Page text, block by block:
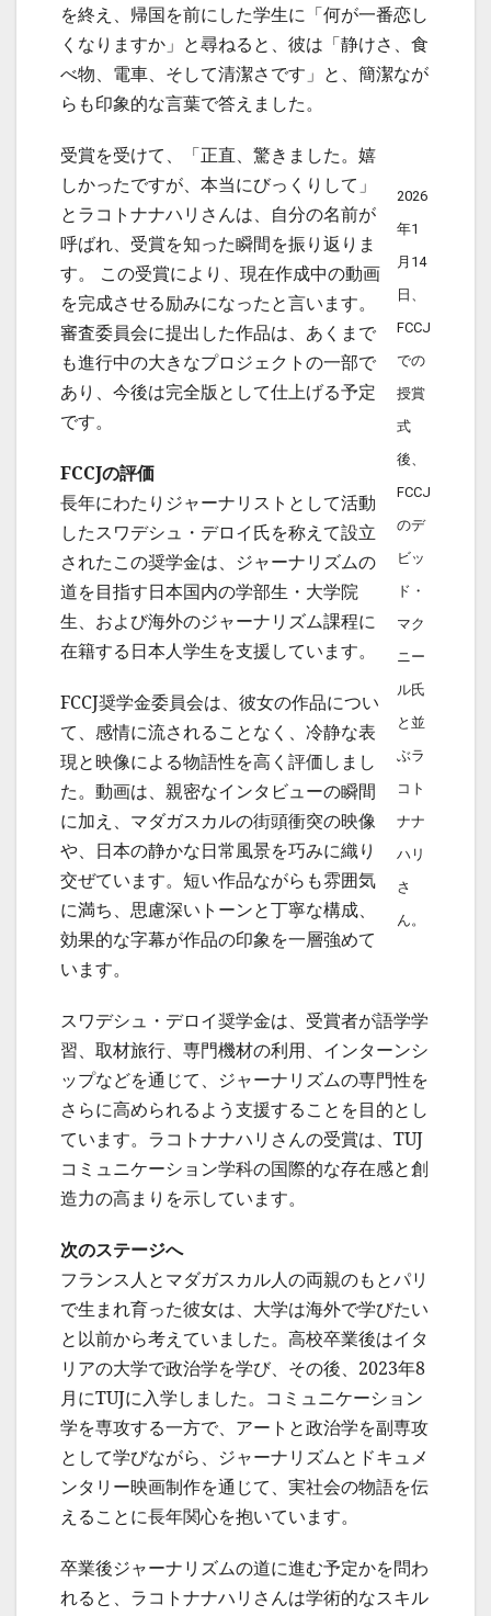
を終え、帰国を前にした学生に「何が一番恋し
くなりますか」と尋ねると、彼は「静けさ、食
べ物、電車、そして清潔さです」と、簡潔なが
らも印象的な言葉で答えました。
2026
年1
月14
日、
FCCJ
での
授賞
式
後、
FCCJ
のデ
ビッ
ド・
マク
ニー
ル氏
と並
ぶラ
コト
ナナ
ハリ
さ
ん。
受賞を受けて、「正直、驚きました。嬉
しかったですが、本当にびっくりして」
とラコトナナハリさんは、自分の名前が
呼ばれ、受賞を知った瞬間を振り返りま
す。 この受賞により、現在作成中の動画
を完成させる励みになったと言います。
審査委員会に提出した作品は、あくまで
も進行中の大きなプロジェクトの一部で
あり、今後は完全版として仕上げる予定
です。
FCCJの評価
長年にわたりジャーナリストとして活動
したスワデシュ・デロイ氏を称えて設立
されたこの奨学金は、ジャーナリズムの
道を目指す日本国内の学部生・大学院
生、および海外のジャーナリズム課程に
在籍する日本人学生を支援しています。
FCCJ奨学金委員会は、彼女の作品につい
て、感情に流されることなく、冷静な表
現と映像による物語性を高く評価しまし
た。動画は、親密なインタビューの瞬間
に加え、マダガスカルの街頭衝突の映像
や、日本の静かな日常風景を巧みに織り
交ぜています。短い作品ながらも雰囲気
に満ち、思慮深いトーンと丁寧な構成、
効果的な字幕が作品の印象を一層強めて
います。
スワデシュ・デロイ奨学金は、受賞者が語学学
習、取材旅行、専門機材の利用、インターンシ
ップなどを通じて、ジャーナリズムの専門性を
さらに高められるよう支援することを目的とし
ています。ラコトナナハリさんの受賞は、TUJ
コミュニケーション学科の国際的な存在感と創
造力の高まりを示しています。
次のステージへ
フランス人とマダガスカル人の両親のもとパリ
で生まれ育った彼女は、大学は海外で学びたい
と以前から考えていました。高校卒業後はイタ
リアの大学で政治学を学び、その後、2023年8
月にTUJに入学しました。コミュニケーション
学を専攻する一方で、アートと政治学を副専攻
として学びながら、ジャーナリズムとドキュメ
ンタリー映画制作を通じて、実社会の物語を伝
えることに長年関心を抱いています。
卒業後ジャーナリズムの道に進む予定かを問わ
れると、ラコトナナハリさんは学術的なスキル